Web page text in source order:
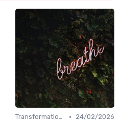
Transformation digitale de l’entreprise •
24/02/2026